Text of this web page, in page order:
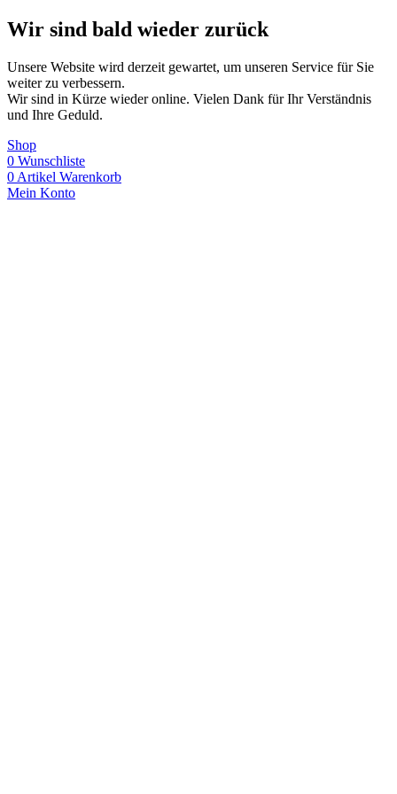
Wir sind bald wieder zurück
Unsere Website wird derzeit gewartet, um unseren Service für Sie
weiter zu verbessern.
Wir sind in Kürze wieder online. Vielen Dank für Ihr Verständnis
und Ihre Geduld.
Shop
0 Wunschliste
0 Artikel Warenkorb
Mein Konto